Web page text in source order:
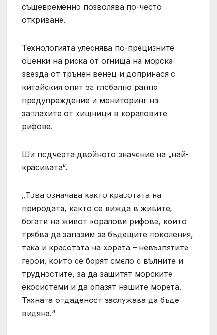
същевременно позволява по-често
откриване.
Технологията улеснява по-прецизните
оценки на риска от огнища на морска
звезда от трънен венец и допринася с
китайския опит за глобално ранно
предупреждение и мониторинг на
заплахите от хищници в кораловите
рифове.
Ши подчерта двойното значение на „най-
красивата“.
„Това означава както красотата на
природата, както се вижда в живите,
богати на живот коралови рифове, които
трябва да запазим за бъдещите поколения,
така и красотата на хората – невъзпятите
герои, които се борят смело с вълните и
трудностите, за да защитят морските
екосистеми и да опазят нашите морета.
Тяхната отдаденост заслужава да бъде
видяна.“